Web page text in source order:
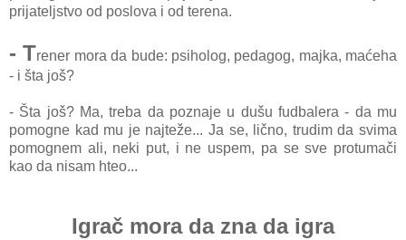
prijateljstvo od poslova i od terena.
- Trener mora da bude: psiholog, pedagog, majka, maćeha
- i šta još?
- Šta još? Ma, treba da poznaje u dušu fudbalera - da mu
pomogne kad mu je najteže... Ja se, lično, trudim da svima
pomognem ali, neki put, i ne uspem, pa se sve protumači
kao da nisam hteo...
Igrač mora da zna da igra